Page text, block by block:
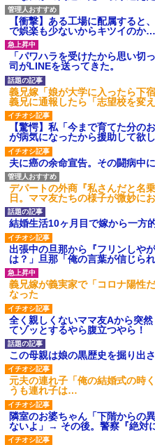
【衝撃】ある工場に配属すると
で娯楽も少ないからキツイのか
「パワハラを受けたから思い切
司がLINEを送ってきた。
義兄嫁「娘が大学に入ったら下
義兄に通報したら「志望校を変
【驚愕】私「今まで育てた分
が病気になったから援助して欲
夫に癌の余命宣告。その闘病中
デパートの外商『私さんだと名
日。ママ友たちの様子が微妙に
結婚生活10ヶ月目で嫁から一方
出張中の旦那から『フリンしや
は？」旦那「俺の言葉が信じら
義兄嫁が義実家で「コロナ陽性
なった
全く親しくないママ友Aから突
てゾッとするやら腹立つやら！
この母親は娘の黒歴史を掘り出
元夫の連れ子「俺の結婚式の時
うも連れ子は…
隣室のお婆ちゃん「下階からの
ないよ」→ その後。警察『絶対